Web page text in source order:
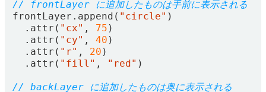
frontLayer . append ( "circle" )
. attr ( "cx" , 75 )
. attr ( "cy" , 40 )
. attr ( "r" , 20 )
. attr ( "fill" , "red" )